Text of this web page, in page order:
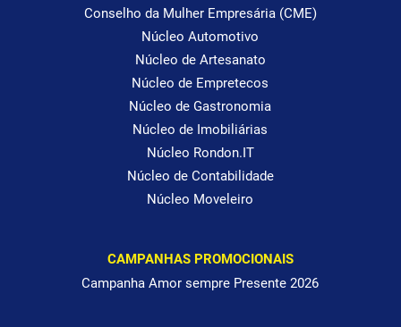
Conselho da Mulher Empresária (CME)
Núcleo Automotivo
Núcleo de Artesanato
Núcleo de Empretecos
Núcleo de Gastronomia
Núcleo de Imobiliárias
Núcleo Rondon.IT
Núcleo de Contabilidade
Núcleo Moveleiro
CAMPANHAS PROMOCIONAIS
Campanha Amor sempre Presente 2026